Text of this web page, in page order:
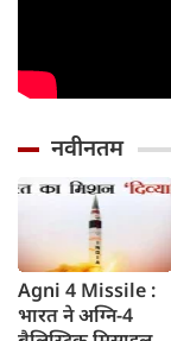
नवीनतम
Agni 4 Missile :
भारत ने अग्नि-4